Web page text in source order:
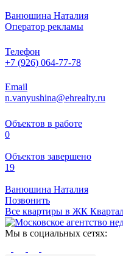
Ванюшина Наталия
Оператор рекламы
Телефон
+7 (926) 064-77-78
Email
n.vanyushina@ehrealty.ru
Объектов в работе
0
Объектов завершено
19
Ванюшина Наталия
Позвонить
Все квартиры в ЖК
Мы в социальных сетях: